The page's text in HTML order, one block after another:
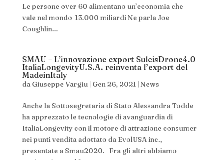
Le persone over 60 alimentano un’economia che
vale nel mondo 13.000 miliardi Ne parla Joe
Coughlin...
SMAU – L’innovazione export SulcisDrone4.0
ItaliaLongevityU.S.A. reinventa l’export del
MadeinItaly
da Giuseppe Vargiu| Gen 26, 2021| News
Anche la Sottosegretaria di Stato Alessandra Todde
ha apprezzato le tecnologie di avanguardia di
ItaliaLongevity con il motore di attrazione consumer
nei punti vendita adottato da EvolUSA inc.,
presentate a Smau2020. Fra gli altri abbiamo